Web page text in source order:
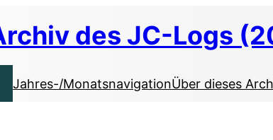
des JC-Logs
Jahres-/MonatsnavigationÜber dieses